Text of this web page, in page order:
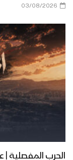
03/08/2026
الحرب المفصلية |